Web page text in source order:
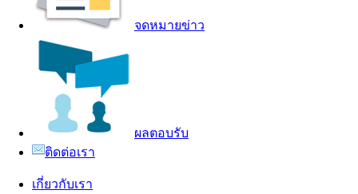
จดหมายข่าว
ผลตอบรับ
ติดต่อเรา
เกี่ยวกับเรา